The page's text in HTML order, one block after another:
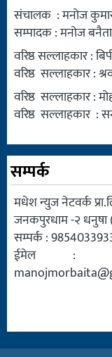
संचालक : मनोज
सम्पादक : मनोज बनैता
वरिष्ठ सल्लाहकार :
वरिष्ठ सल्लाहकार :
वरिष्ठ सल्लाहकार :
वरिष्ठ सल्लाहकार :
सम्पर्क
मधेश न्युज नेटवर्क
जनकपुरधाम -२ धनुषा
सम्पर्क :
ईमेल :